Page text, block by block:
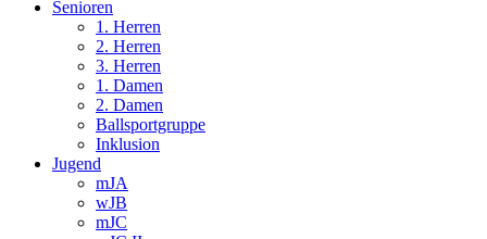
Senioren
1. Herren
2. Herren
3. Herren
1. Damen
2. Damen
Ballsportgruppe
Inklusion
Jugend
mJA
wJB
mJC